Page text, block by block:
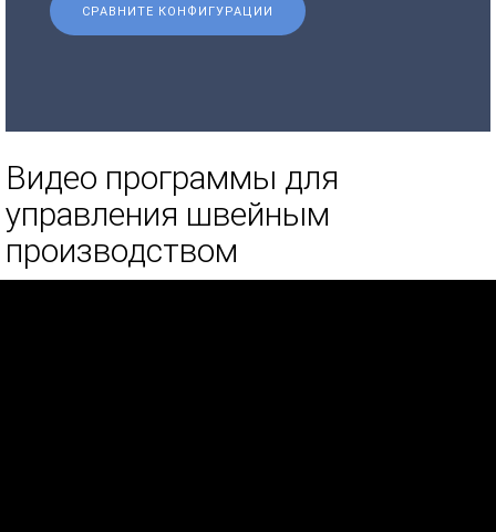
СРАВНИТЕ КОНФИГУРАЦИИ
Видео программы для
управления швейным
производством